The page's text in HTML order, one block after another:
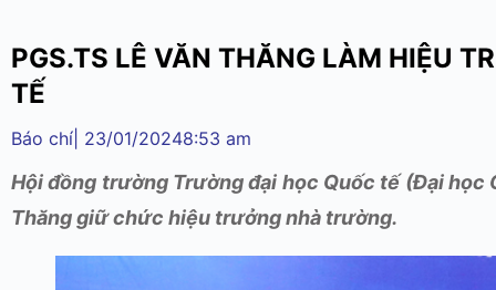
PGS.TS LÊ VĂN THĂNG LÀM HIỆU
TẾ
Báo chí 23/01/20248:53 am
Hội đồng trường Trường đại học Quốc tế (Đại học
Thăng giữ chức hiệu trưởng nhà trường.